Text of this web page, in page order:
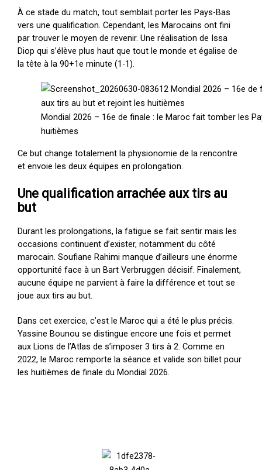
À ce stade du match, tout semblait porter les Pays-Bas
vers une qualification. Cependant, les Marocains ont fini
par trouver le moyen de revenir. Une réalisation de Issa
Diop qui s’élève plus haut que tout le monde et égalise de
la tête à la 90+1e minute (1-1).
Mondial 2026 – 16e de finale : le Maroc fait tomber les
huitièmes
Ce but change totalement la physionomie de la rencontre
et envoie les deux équipes en prolongation.
Une qualification arrachée aux tirs au
but
Durant les prolongations, la fatigue se fait sentir mais les
occasions continuent d’exister, notamment du côté
marocain. Soufiane Rahimi manque d’ailleurs une énorme
opportunité face à un Bart Verbruggen décisif. Finalement,
aucune équipe ne parvient à faire la différence et tout se
joue aux tirs au but.
Dans cet exercice, c’est le Maroc qui a été le plus précis.
Yassine Bounou se distingue encore une fois et permet
aux Lions de l’Atlas de s’imposer 3 tirs à 2. Comme en
2022, le Maroc remporte la séance et valide son billet pour
les huitièmes de finale du Mondial 2026.